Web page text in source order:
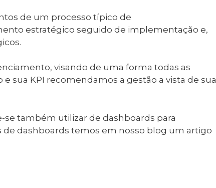
de um processo típico de
estratégico seguido de implementação e,
visando de uma forma todas as
sua KPI recomendamos a gestão a vista de sua
também utilizar de dashboards para
de dashboards temos em nosso blog um artigo